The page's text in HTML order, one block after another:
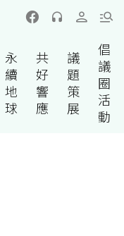
永
續
地
球
共
好
響
應
議
題
策
展
倡
議
圈
活
動